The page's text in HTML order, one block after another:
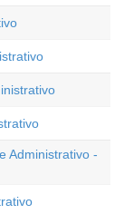
Administrativo -